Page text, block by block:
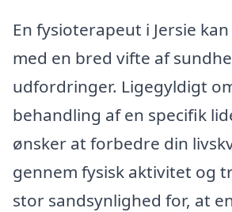
En fysioterapeut i Jersie
med en bred vifte af
udfordringer. Ligegyldigt
behandling af en specifik
ønsker at forbedre din
gennem fysisk aktivitet og
stor sandsynlighed for, at